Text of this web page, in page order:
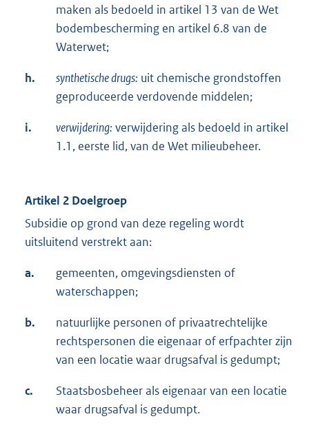
maken als bedoeld in artikel 13 van de Wet
bodembescherming en artikel 6.8 van de
Waterwet;
h. synthetische drugs: uit chemische grondstoffen
geproduceerde verdovende middelen;
i. verwijdering: verwijdering als bedoeld in artikel
1.1, eerste lid, van de Wet milieubeheer.
Artikel 2 Doelgroep
Subsidie op grond van deze regeling wordt
uitsluitend verstrekt aan:
a.
gemeenten, omgevingsdiensten of
waterschappen;
b.
natuurlijke personen of privaatrechtelijke
rechtspersonen die eigenaar of erfpachter zijn
van een locatie waar drugsafval is gedumpt;
c.
Staatsbosbeheer als eigenaar van een locatie
waar drugsafval is gedumpt.